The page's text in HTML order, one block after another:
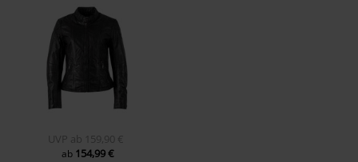
Kommentar jetzt abschicken!
UVP ab 159,90 €
ab 154,99 €